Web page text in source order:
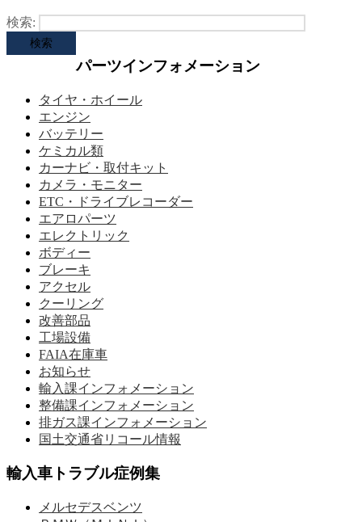
検索:
パーツインフォメーション
タイヤ・ホイール
エンジン
バッテリー
ケミカル類
カーナビ・取付キット
カメラ・モニター
ETC・ドライブレコーダー
エアロパーツ
エレクトリック
ボディー
ブレーキ
アクセル
クーリング
改善部品
工場設備
FAIA在庫車
お知らせ
輸入課インフォメーション
整備課インフォメーション
排ガス課インフォメーション
国土交通省リコール情報
輸入車トラブル症例集
メルセデスベンツ